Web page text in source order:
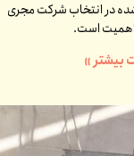
در انتخاب شرکت مجری
اهمیت است.
بیشتر »